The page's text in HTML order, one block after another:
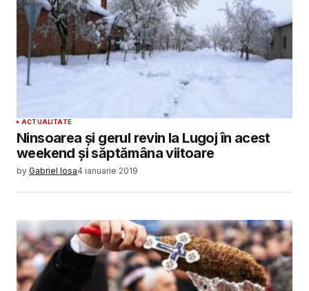
ACTUALITATE
Ninsoarea și gerul revin la Lugoj în acest
weekend și săptămâna viitoare
by Gabriel Iosa4 ianuarie 2019